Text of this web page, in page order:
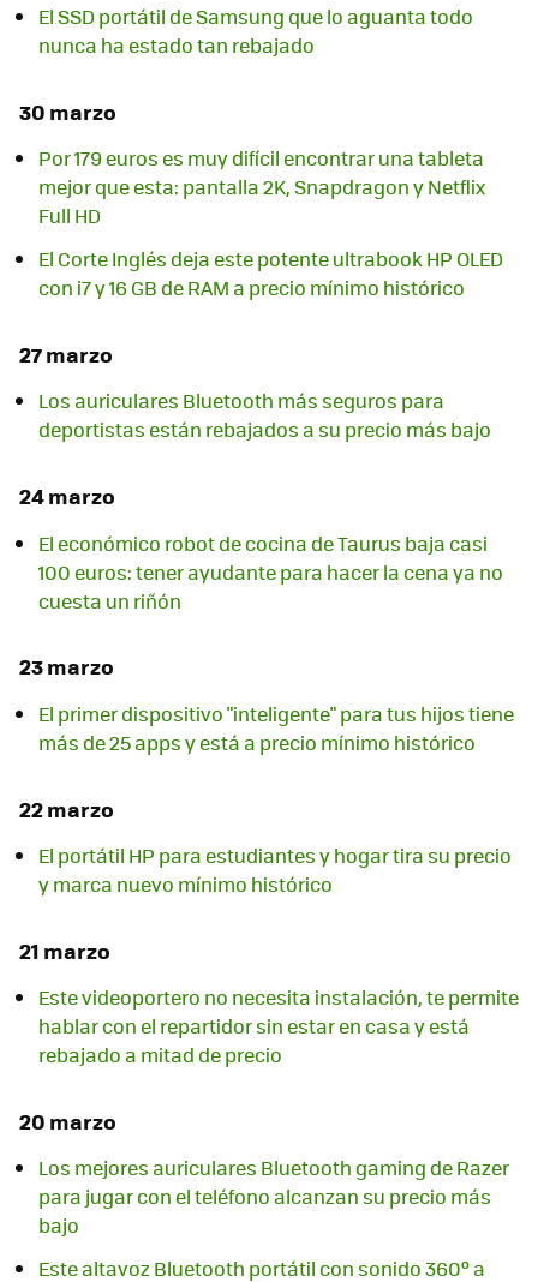
El SSD portátil de Samsung que lo aguanta todo
nunca ha estado tan rebajado
30 marzo
Por 179 euros es muy difícil encontrar una tableta
mejor que esta: pantalla 2K, Snapdragon y Netflix
Full HD
El Corte Inglés deja este potente ultrabook HP OLED
con i7 y 16 GB de RAM a precio mínimo histórico
27 marzo
Los auriculares Bluetooth más seguros para
deportistas están rebajados a su precio más bajo
24 marzo
El económico robot de cocina de Taurus baja casi
100 euros: tener ayudante para hacer la cena ya no
cuesta un riñón
23 marzo
El primer dispositivo "inteligente" para tus hijos tiene
más de 25 apps y está a precio mínimo histórico
22 marzo
El portátil HP para estudiantes y hogar tira su precio
y marca nuevo mínimo histórico
21 marzo
Este videoportero no necesita instalación, te permite
hablar con el repartidor sin estar en casa y está
rebajado a mitad de precio
20 marzo
Los mejores auriculares Bluetooth gaming de Razer
para jugar con el teléfono alcanzan su precio más
bajo
Este altavoz Bluetooth portátil con sonido 360º a